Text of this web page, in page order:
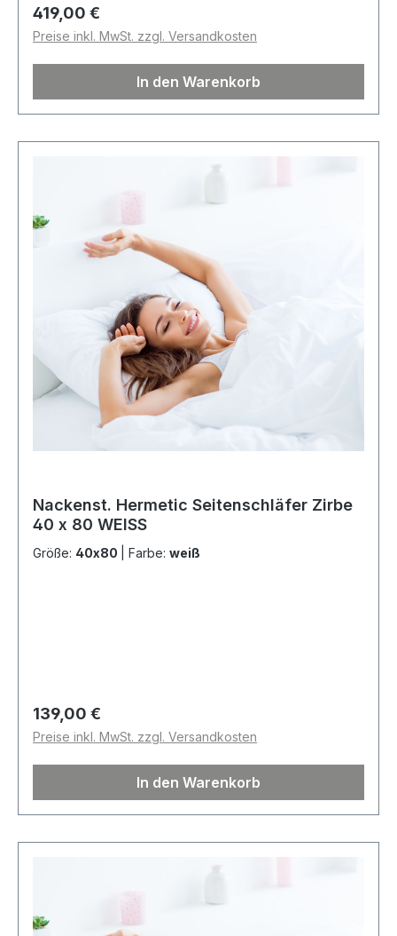
Regulärer Preis:
419,00 €
Preise inkl. MwSt. zzgl. Versandkosten
In den Warenkorb
Nackenst. Hermetic Seitenschläfer Zirbe
40 x 80 WEISS
Größe: 40x80 Farbe: weiß
Regulärer Preis:
139,00 €
Preise inkl. MwSt. zzgl. Versandkosten
In den Warenkorb